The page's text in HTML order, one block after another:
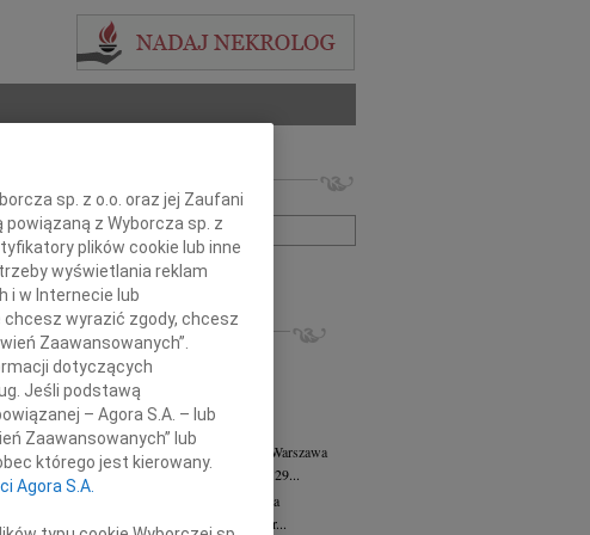
i nazwisko lub numer ogłoszenia:
+ szukanie zaawansowane
NEKROLOGI
07.08.2026Warszawa
Dziekanie Wydziału dr hab. Julii Kubisie,...
07.08.2026Warszawa
Naszej kochanej i dzielnej Marylce Butruk...
Jacek Tadeusz Duniec
Warszawa
Z wielkim żalem przyjęliśmy wiadomość, że 29...
Małgorzata Kościelska
Warszawa
W dniu 3 sierpnia 2026 roku zmarła Profesor...
sp. z o.o. oraz jej Zaufani
powiązaną z Wyborcza sp. z
plików cookie lub inne
wyświetlania reklam
i w Internecie lub
wyrazić zgody, chcesz
Zaawansowanych”.
dotyczących
Jeśli podstawą
– Agora S.A. – lub
Zaawansowanych” lub
którego jest kierowany.
Agora S.A.